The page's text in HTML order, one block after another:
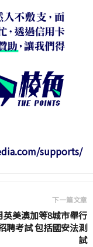
supports/
下一篇文章
英美澳加等8城市舉行
聘考試 包括國安法測
試